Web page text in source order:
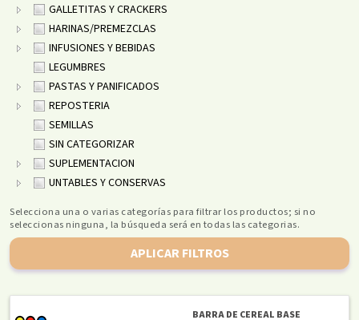
GALLETITAS Y CRACKERS
HARINAS/PREMEZCLAS
INFUSIONES Y BEBIDAS
LEGUMBRES
PASTAS Y PANIFICADOS
REPOSTERIA
SEMILLAS
SIN CATEGORIZAR
SUPLEMENTACION
UNTABLES Y CONSERVAS
Selecciona una o varias categorías para filtrar los productos; si no
seleccionas ninguna, la búsqueda será en todas las categorias.
APLICAR FILTROS
BARRA DE CEREAL BASE